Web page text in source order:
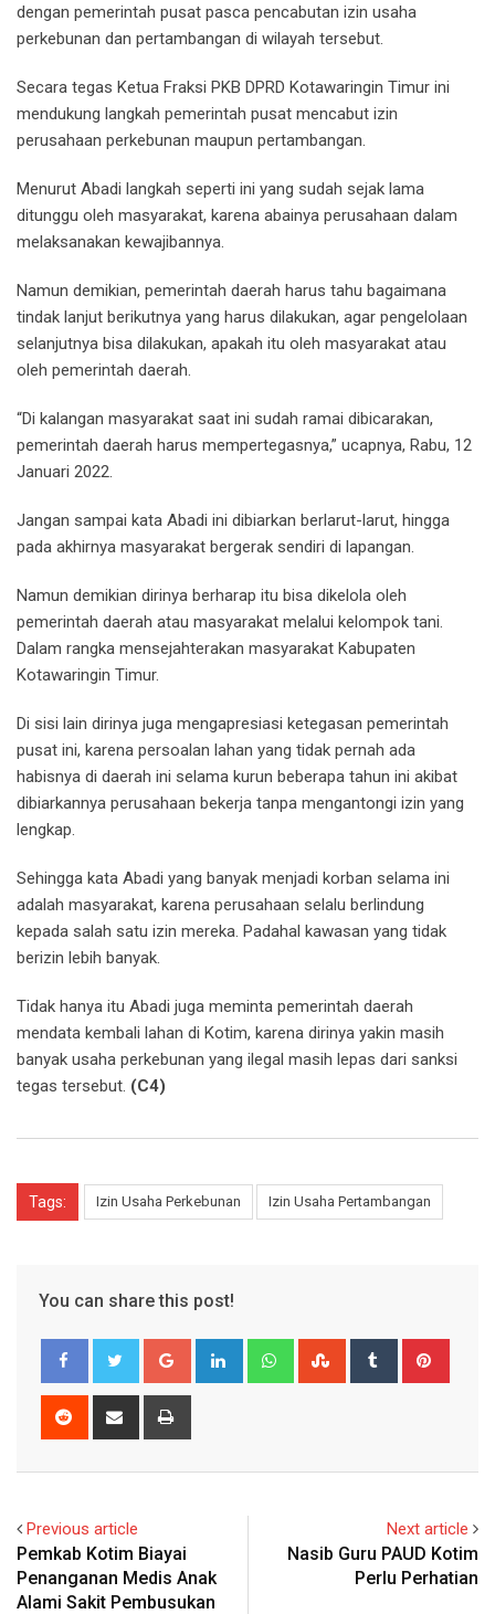
dengan pemerintah pusat pasca pencabutan izin usaha
perkebunan dan pertambangan di wilayah tersebut.
Secara tegas Ketua Fraksi PKB DPRD Kotawaringin Timur ini
mendukung langkah pemerintah pusat mencabut izin
perusahaan perkebunan maupun pertambangan.
Menurut Abadi langkah seperti ini yang sudah sejak lama
ditunggu oleh masyarakat, karena abainya perusahaan dalam
melaksanakan kewajibannya.
Namun demikian, pemerintah daerah harus tahu bagaimana
tindak lanjut berikutnya yang harus dilakukan, agar pengelolaan
selanjutnya bisa dilakukan, apakah itu oleh masyarakat atau
oleh pemerintah daerah.
“Di kalangan masyarakat saat ini sudah ramai dibicarakan,
pemerintah daerah harus mempertegasnya,” ucapnya, Rabu, 12
Januari 2022.
Jangan sampai kata Abadi ini dibiarkan berlarut-larut, hingga
pada akhirnya masyarakat bergerak sendiri di lapangan.
Namun demikian dirinya berharap itu bisa dikelola oleh
pemerintah daerah atau masyarakat melalui kelompok tani.
Dalam rangka mensejahterakan masyarakat Kabupaten
Kotawaringin Timur.
Di sisi lain dirinya juga mengapresiasi ketegasan pemerintah
pusat ini, karena persoalan lahan yang tidak pernah ada
habisnya di daerah ini selama kurun beberapa tahun ini akibat
dibiarkannya perusahaan bekerja tanpa mengantongi izin yang
lengkap.
Sehingga kata Abadi yang banyak menjadi korban selama ini
adalah masyarakat, karena perusahaan selalu berlindung
kepada salah satu izin mereka. Padahal kawasan yang tidak
berizin lebih banyak.
Tidak hanya itu Abadi juga meminta pemerintah daerah
mendata kembali lahan di Kotim, karena dirinya yakin masih
banyak usaha perkebunan yang ilegal masih lepas dari sanksi
tegas tersebut. (C4)
Tags: Izin Usaha Perkebunan Izin Usaha Pertambangan
You can share this post!
Google+ LinkedIn WhatsappStumbleUpon
Tumblr
Reddit
Share
Previous article
Pemkab Kotim Biayai
Penanganan Medis Anak
Alami Sakit Pembusukan
Next article
Nasib Guru PAUD Kotim
Perlu Perhatian